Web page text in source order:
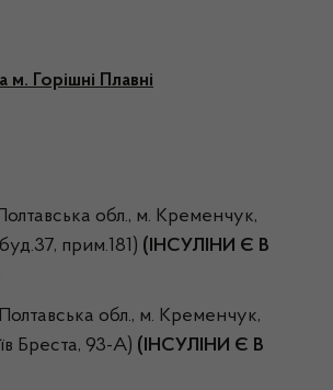
Горішні Плавні
обл., м. Кременчук,
прим.181) (ІНСУЛІНИ Є В
обл., м. Кременчук,
Бреста, 93-А) (ІНСУЛІНИ Є В